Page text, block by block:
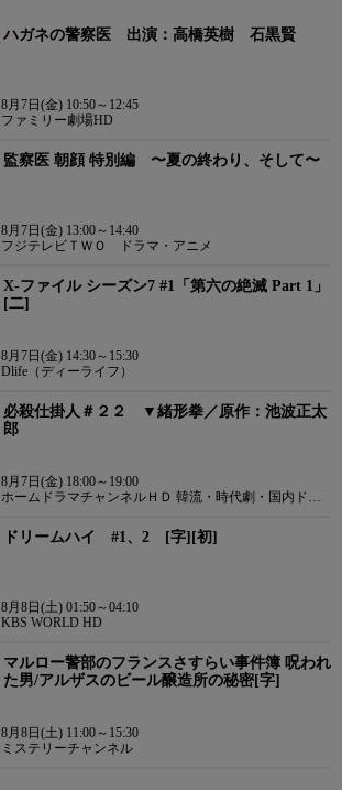
ハガネの警察医 出演：高橋英樹 石黒賢
8月7日(金) 10:50～12:45
ファミリー劇場HD
監察医 朝顔 特別編 〜夏の終わり、そして〜
8月7日(金) 13:00～14:40
フジテレビＴＷＯ ドラマ・アニメ
X-ファイル シーズン7 #1「第六の絶滅 Part 1」
[二]
8月7日(金) 14:30～15:30
Dlife（ディーライフ）
必殺仕掛人＃２２ ▼緒形拳／原作：池波正太
郎
8月7日(金) 18:00～19:00
ホームドラマチャンネルＨＤ 韓流・時代劇・国内ドラ
ドリームハイ #1、2 [字][初]
8月8日(土) 01:50～04:10
KBS WORLD HD
マルロー警部のフランスさすらい事件簿 呪われ
た男/アルザスのビール醸造所の秘密[字]
8月8日(土) 11:00～15:30
ミステリーチャンネル